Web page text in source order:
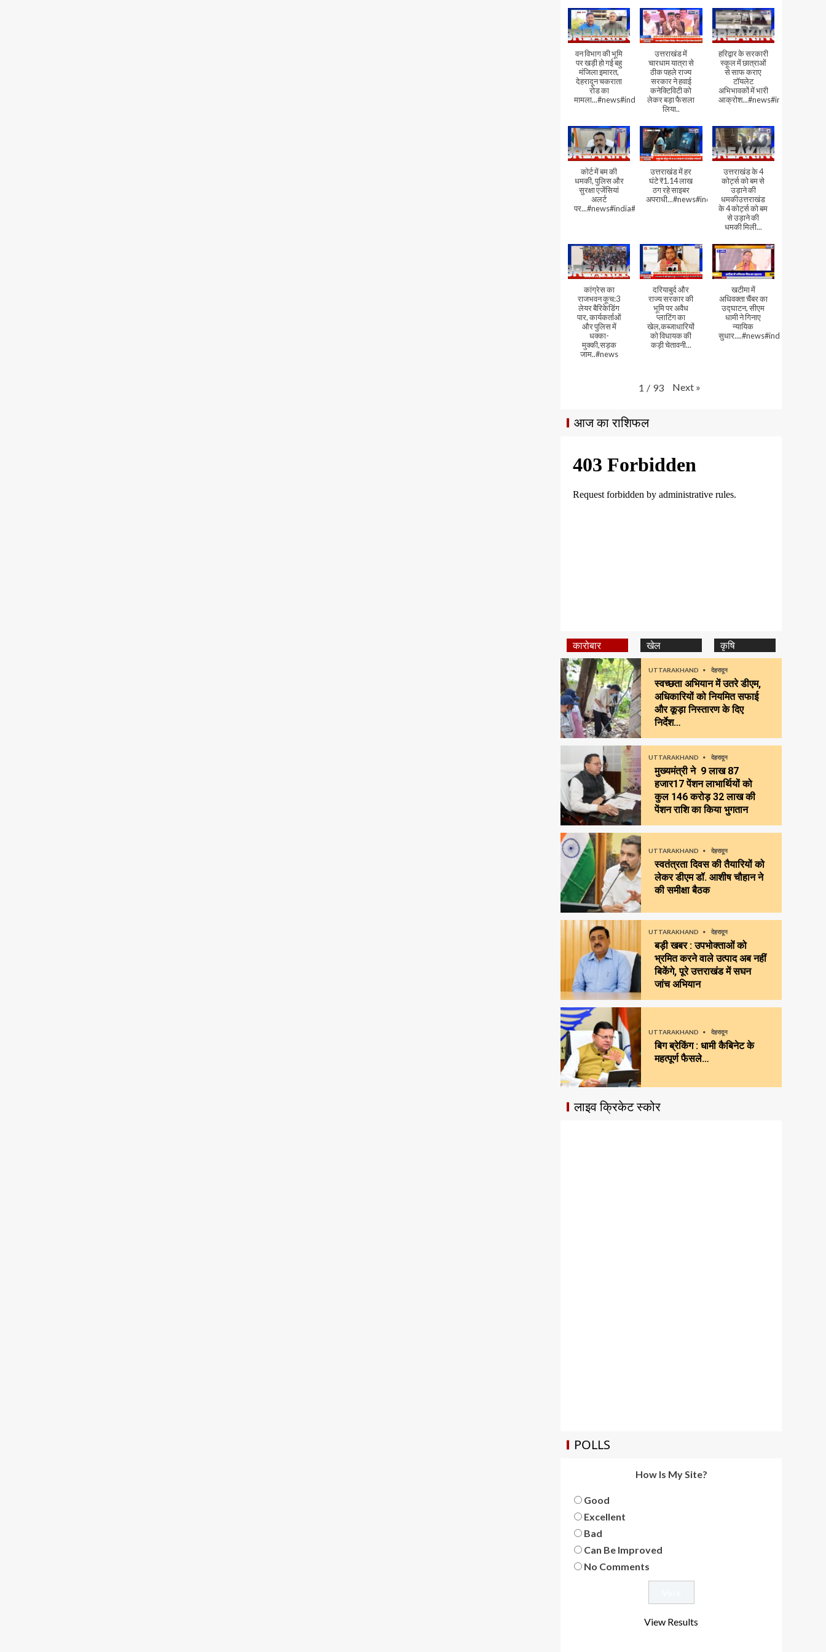
वन विभाग की भूमि
पर खड़ी हो गई बहु
मंजिला इमारत,
देहरादून चकराता
रोड का
मामला...#news#india#video
उत्तराखंड में
चारधाम यात्रा से
ठीक पहले राज्य
सरकार ने हवाई
कनेक्टिविटी को
लेकर बड़ा फैसला
लिया..
हरिद्वार के सरकारी
स्कूल में छात्राओं
से साफ कराए
टॉयलेट
अभिभावकों में भारी
आक्रोश...#news#india
कोर्ट में बम की
धमकी, पुलिस और
सुरक्षा एजेंसियां
अलर्ट
पर...#news#india#video#viral
उत्तराखंड में हर
घंटे ₹1.14 लाख
ठग रहे साइबर
अपराधी...#news#india#video#viral
उत्तराखंड के 4
कोर्ट्स को बम से
उड़ाने की
धमकीउत्तराखंड
के 4 कोर्ट्स को बम
से उड़ाने की
धमकी मिली...
कांग्रेस का
राजभवन कूच:3
लेयर बैरिकेडिंग
पार, कार्यकर्ताओं
और पुलिस में
धक्का-
मुक्की,सड़क
जाम..#news
दरियाबुर्द और
राज्य सरकार की
भूमि पर अवैध
प्लाटिंग का
खेल,कब्जाधारियों
को विधायक की
कड़ी चेतावनी...
खटीमा में
अधिवक्ता चैंबर का
उद्घाटन, सीएम
धामी ने गिनाए
न्यायिक
सुधार....#news#india#video
1 / 93 Next »
आज का राशिफल
कारोबार खेल कृषि
UTTARAKHAND देहरादून
स्वच्छता अभियान में उतरे डीएम,
अधिकारियों को नियमित सफाई
और कूड़ा निस्तारण के दिए
निर्देश…
UTTARAKHAND देहरादून
मुख्यमंत्री ने 9 लाख 87
हजार17 पेंशन लाभार्थियों को
कुल ₹146 करोड़ 32 लाख की
पेंशन राशि का किया भुगतान
UTTARAKHAND देहरादून
स्वतंत्रता दिवस की तैयारियों को
लेकर डीएम डॉ. आशीष चौहान ने
की समीक्षा बैठक
UTTARAKHAND देहरादून
बड़ी खबर : उपभोक्ताओं को
भ्रमित करने वाले उत्पाद अब नहीं
बिकेंगे, पूरे उत्तराखंड में सघन
जांच अभियान
UTTARAKHAND देहरादून
बिग ब्रेकिंग : धामी कैबिनेट के
महत्पूर्ण फैसले…
लाइव क्रिकेट स्कोर
POLLS
How Is My Site?
Good
Excellent
Bad
Can Be Improved
No Comments
View Results